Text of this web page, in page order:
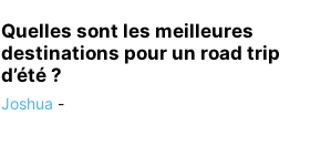
Quelles sont les meilleures
destinations pour un road trip
d’été ?
Joshua -